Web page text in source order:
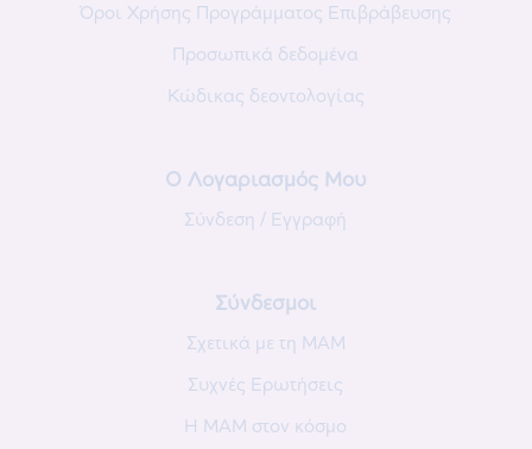
Όροι Χρήσης Προγράμματος Επιβράβευσης
Προσωπικά δεδομένα
Κώδικας δεοντολογίας
Ο Λογαριασμός Μου
Σύνδεση / Εγγραφή
Σύνδεσμοι
Σχετικά με τη MAM
Συχνές Eρωτήσεις
Η MAM στον κόσμο